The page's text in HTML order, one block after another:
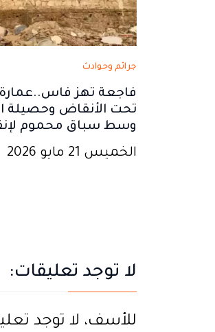
جرائم وحوادث
فاجعة تهز فاس..عمارة
تحت الأنقاض وحصيلة
وسط سباق محموم
الخميس 21 مايو 2026
لا توجد تعليقات:
للأسف، لا توجد